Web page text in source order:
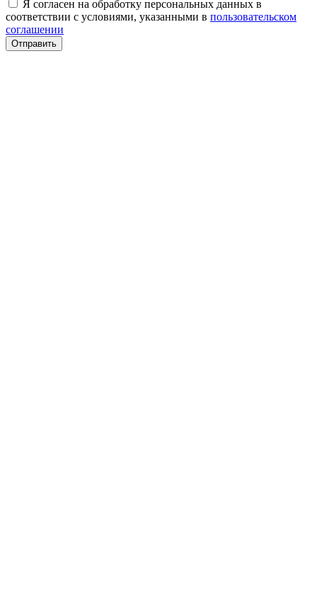
Я согласен на обработку персональных данных в
соответствии с условиями, указанными в пользовательском
соглашении